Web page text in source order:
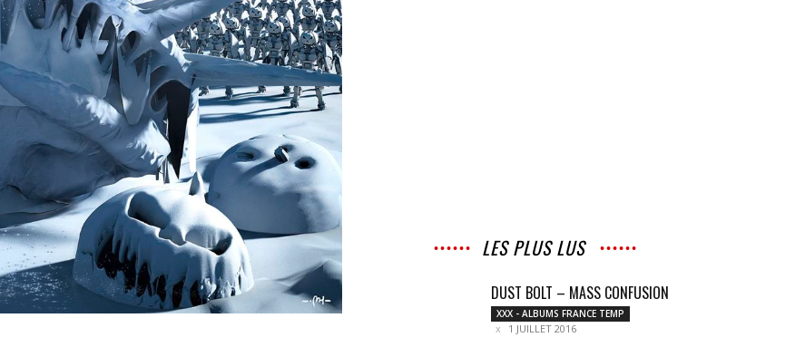
LES PLUS LUS
DUST BOLT – MASS CONFUSION
XXX - ALBUMS FRANCE TEMP
1 JUILLET 2016